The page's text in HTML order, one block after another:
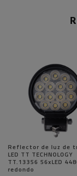
Reflector de luz de
LED TT TECHNOLOGY
TT.13356 56xLED
redondo